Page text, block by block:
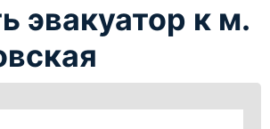
эвакуатор к м.